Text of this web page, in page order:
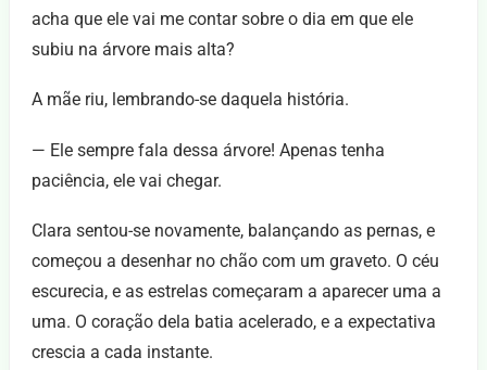
acha que ele vai me contar sobre o dia em que ele
subiu na árvore mais alta?
A mãe riu, lembrando-se daquela história.
— Ele sempre fala dessa árvore! Apenas tenha
paciência, ele vai chegar.
Clara sentou-se novamente, balançando as pernas, e
começou a desenhar no chão com um graveto. O céu
escurecia, e as estrelas começaram a aparecer uma a
uma. O coração dela batia acelerado, e a expectativa
crescia a cada instante.